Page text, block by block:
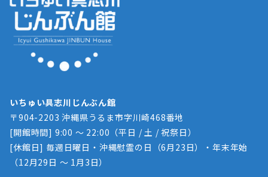
いちゅい具志川じんぶん館
〒904-2203 沖縄県うるま市字川崎468番地
[開館時間] 9:00 ～ 22:00（平日 / 土 / 祝祭日）
[休館日] 毎週日曜日・沖縄慰霊の日（6月23日）・年末年始
（12月29日 ～ 1月3日）